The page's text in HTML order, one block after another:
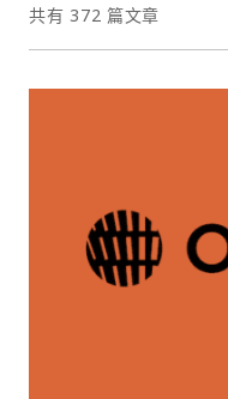
共有 372 篇文章